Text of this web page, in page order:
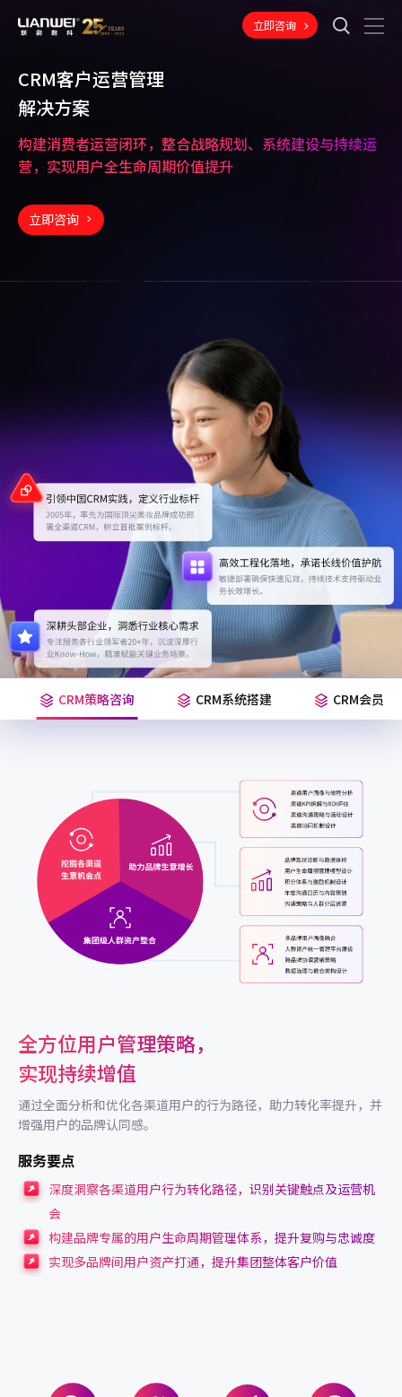
立即咨询
CRM客户运营管理
解决方案
构建消费者运营闭环，整合战略规划、系统建设与持续运
营，实现用户全生命周期价值提升
立即咨询
CRM策略咨询 CRM系统搭建 CRM会员运
全方位用户管理策略，
实现持续增值
通过全面分析和优化各渠道用户的行为路径，助力转化率提升，并
增强用户的品牌认同感。
服务要点
深度洞察各渠道用户行为转化路径，识别关键触点及运营机
会
构建品牌专属的用户生命周期管理体系，提升复购与忠诚度
实现多品牌间用户资产打通，提升集团整体客户价值